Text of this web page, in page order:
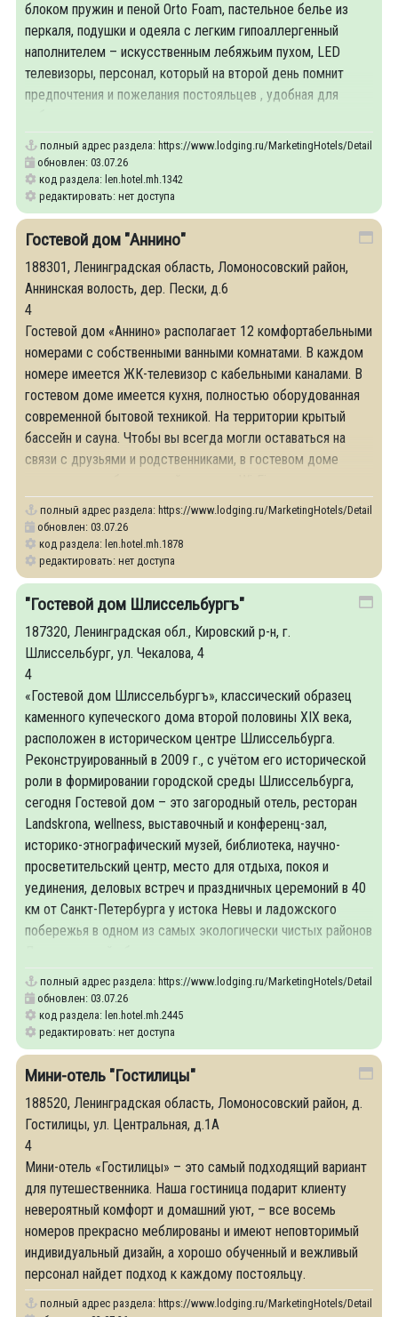
блоком пружин и пеной Orto Foam, пастельное белье из
перкаля, подушки и одеяла с легким гипоаллергенный
наполнителем – искусственным лебяжьим пухом, LED
телевизоры, персонал, который на второй день помнит
предпочтения и пожелания постояльцев , удобная для
полный адрес раздела: https://www.lodging.ru/MarketingHotels/Details/
обновлен: 03.07.26
код раздела: len.hotel.mh.1342
редактировать: нет доступа
Гостевой дом "Аннино"
188301, Ленинградская область, Ломоносовский район,
Аннинская волость, дер. Пески, д.6
4
Гостевой дом «Аннино» располагает 12 комфортабельными
номерами с собственными ванными комнатами. В каждом
номере имеется ЖК-телевизор с кабельными каналами. В
гостевом доме имеется кухня, полностью оборудованная
современной бытовой техникой. На территории крытый
бассейн и сауна. Чтобы вы всегда могли оставаться на
связи с друзьями и родственниками, в гостевом доме
полный адрес раздела: https://www.lodging.ru/MarketingHotels/Details/
обновлен: 03.07.26
код раздела: len.hotel.mh.1878
редактировать: нет доступа
"Гостевой дом Шлиссельбургъ"
187320, Ленинградская обл., Кировский р-н, г.
Шлиссельбург, ул. Чекалова, 4
4
«Гостевой дом Шлиссельбургъ», классический образец
каменного купеческого дома второй половины XIX века,
расположен в историческом центре Шлиссельбурга.
Реконструированный в 2009 г., с учётом его исторической
роли в формировании городской среды Шлиссельбурга,
сегодня Гостевой дом – это загородный отель, ресторан
Landskrona, wellness, выставочный и конференц-зал,
историко-этнографический музей, библиотека, научно-
просветительский центр, место для отдыха, покоя и
уединения, деловых встреч и праздничных церемоний в 40
км от Санкт-Петербурга у истока Невы и ладожского
побережья в одном из самых экологически чистых районов
полный адрес раздела: https://www.lodging.ru/MarketingHotels/Details/
обновлен: 03.07.26
код раздела: len.hotel.mh.2445
редактировать: нет доступа
Мини-отель "Гостилицы"
188520, Ленинградская область, Ломоносовский район, д.
Гостилицы, ул. Центральная, д.1А
4
Мини-отель «Гостилицы» – это самый подходящий вариант
для путешественника. Наша гостиница подарит клиенту
невероятный комфорт и домашний уют, – все восемь
номеров прекрасно меблированы и имеют неповторимый
индивидуальный дизайн, а хорошо обученный и вежливый
персонал найдет подход к каждому постояльцу.
полный адрес раздела: https://www.lodging.ru/MarketingHotels/Details/